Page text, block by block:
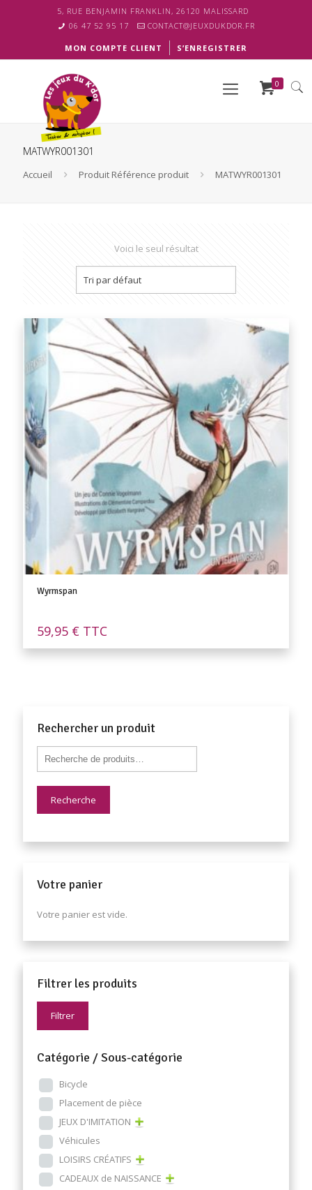
5, RUE BENJAMIN FRANKLIN, 26120 MALISSARD
06 47 52 95 17
CONTACT@JEUXDUKDOR.FR
MON COMPTE CLIENT S’ENREGISTRER
0
MATWYR001301
Accueil Produit Référence produit MATWYR001301
Voici le seul résultat
Wyrmspan
59,95 € TTC
Rechercher un produit
Recherche
Votre panier
Votre panier est vide.
Filtrer les produits
Filtrer
Catégorie / Sous-catégorie
Bicycle
Placement de pièce
JEUX D'IMITATION
Véhicules
LOISIRS CRÉATIFS
CADEAUX de NAISSANCE